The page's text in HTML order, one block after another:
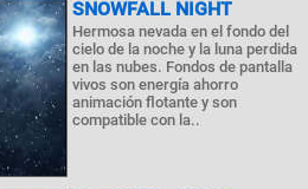
SNOWFALL NIGHT
Hermosa nevada en el fondo del
cielo de la noche y la luna perdida
en las nubes. Fondos de pantalla
vivos son energía ahorro
animación flotante y son
compatible con la..